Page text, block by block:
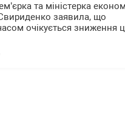
та міністерка
заявила, що
очікується зниження